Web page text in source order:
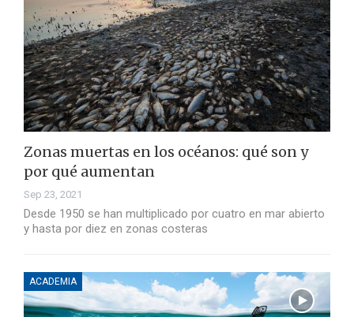
Zonas muertas en los océanos: qué son y
por qué aumentan
Sep 23, 2021
Desde 1950 se han multiplicado por cuatro en mar abierto
y hasta por diez en zonas costeras
ACADEMIA